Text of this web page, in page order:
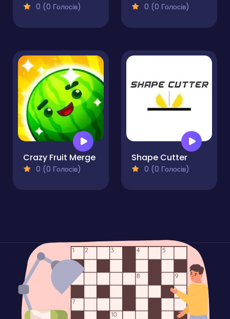
0 (0 Голосів) 0 (0 Голосів)
Crazy Fruit Merge
0 (0 Голосів)
Shape Cutter
0 (0 Голосів)